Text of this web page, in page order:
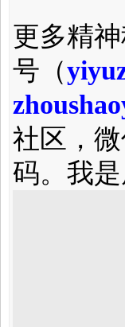
更多精
号（
社区，
码。我